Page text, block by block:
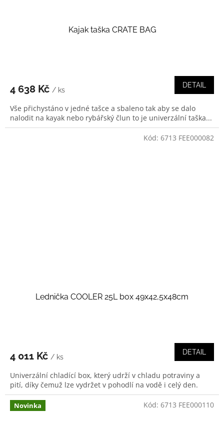
Kajak taška CRATE BAG
4 638 Kč / ks
DETAIL
Vše přichystáno v jedné tašce a sbaleno tak aby se dalo
nalodit na kayak nebo rybářský člun to je univerzální taška...
Lednička COOLER 25L box 49x42,5x48cm
4 011 Kč / ks
DETAIL
Univerzální chladící box, který udrží v chladu potraviny a
pití, díky čemuž lze vydržet v pohodlí na vodě i celý den.
Kód: 6713 FEE000082
Novinka Kód: 6713 FEE000110